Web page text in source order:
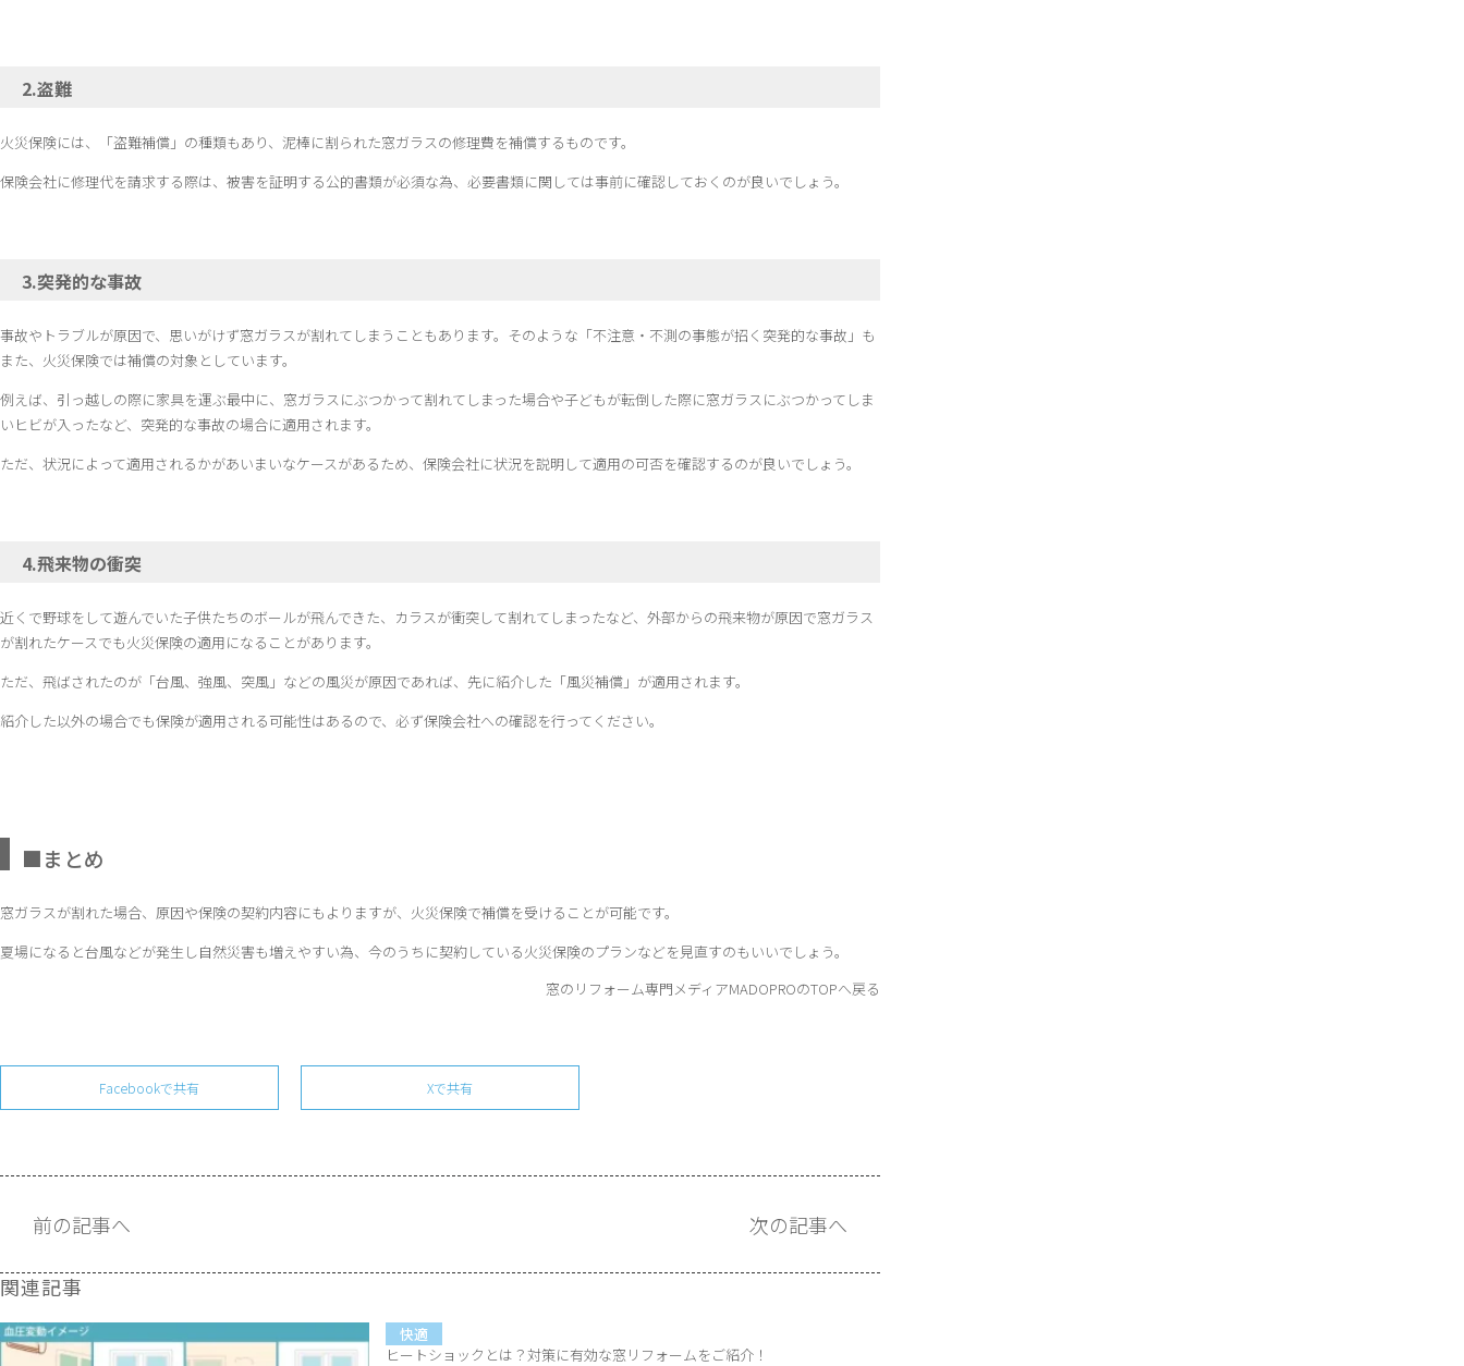
2.盗難
火災保険には、「盗難補償」の種類もあり、泥棒に割られた窓ガラスの修理費を補償するものです。
保険会社に修理代を請求する際は、被害を証明する公的書類が必須な為、必要書類に関しては事前に確認しておくのが良いでしょう。
3.突発的な事故
事故やトラブルが原因で、思いがけず窓ガラスが割れてしまうこともあります。そのような「不注意・不測の事態が招く突発的な事故」も
また、火災保険では補償の対象としています。
例えば、引っ越しの際に家具を運ぶ最中に、窓ガラスにぶつかって割れてしまった場合や子どもが転倒した際に窓ガラスにぶつかってしま
いヒビが入ったなど、突発的な事故の場合に適用されます。
ただ、状況によって適用されるかがあいまいなケースがあるため、保険会社に状況を説明して適用の可否を確認するのが良いでしょう。
4.飛来物の衝突
近くで野球をして遊んでいた子供たちのボールが飛んできた、カラスが衝突して割れてしまったなど、外部からの飛来物が原因で窓ガラス
が割れたケースでも火災保険の適用になることがあります。
ただ、飛ばされたのが「台風、強風、突風」などの風災が原因であれば、先に紹介した「風災補償」が適用されます。
紹介した以外の場合でも保険が適用される可能性はあるので、必ず保険会社への確認を行ってください。
■まとめ
窓ガラスが割れた場合、原因や保険の契約内容にもよりますが、火災保険で補償を受けることが可能です。
夏場になると台風などが発生し自然災害も増えやすい為、今のうちに契約している火災保険のプランなどを見直すのもいいでしょう。
窓のリフォーム専門メディアMADOPROのTOPへ戻る
Facebookで共有 Xで共有
前の記事へ 次の記事へ
関連記事
ヒートショックとは？対策に有効な窓リフォームをご紹介！
快適